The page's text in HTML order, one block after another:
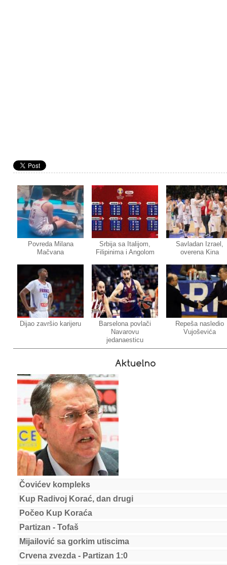
Povreda Milana
Mačvana
Srbija sa Italijom,
Filipinima i Angolom
Savladan Izrael,
overena Kina
Dijao završio karijeru
Barselona povlači
Navarovu
jedanaesticu
Repeša nasledio
Vujoševića
Aktuelno
Čovićev kompleks
Kup Radivoj Korać, dan drugi
Počeo Kup Koraća
Partizan - Tofaš
Mijailović sa gorkim utiscima
Crvena zvezda - Partizan 1:0